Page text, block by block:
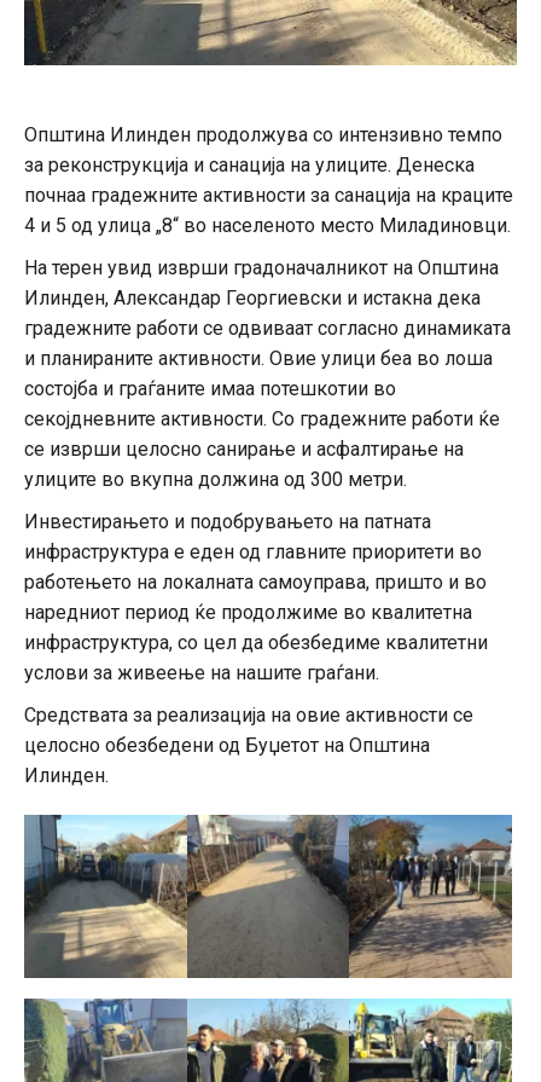
Општина Илинден продолжува со интензивно темпо
за реконструкција и санација на улиците. Денеска
почнаа градежните активности за санација на краците
4 и 5 од улица „8“ во населеното место Миладиновци.
На терен увид изврши градоначалникот на Општина
Илинден, Александар Георгиевски и истакна дека
градежните работи се одвиваат согласно динамиката
и планираните активности. Овие улици беа во лоша
состојба и граѓаните имаа потешкотии во
секојдневните активности. Со градежните работи ќе
се изврши целосно санирање и асфалтирање на
улиците во вкупна должина од 300 метри.
Инвестирањето и подобрувањето на патната
инфраструктура е еден од главните приоритети во
работењето на локалната самоуправа, пришто и во
наредниот период ќе продолжиме во квалитетна
инфраструктура, со цел да обезбедиме квалитетни
услови за живеење на нашите граѓани.
Средствата за реализација на овие активности се
целосно обезбедени од Буџетот на Општина
Илинден.